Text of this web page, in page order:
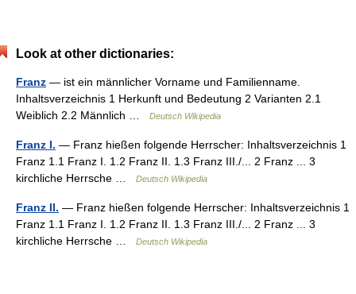
Look at other dictionaries:
Franz — ist ein männlicher Vorname und Familienname.
Inhaltsverzeichnis 1 Herkunft und Bedeutung 2 Varianten 2.1
Weiblich 2.2 Männlich …
Deutsch Wikipedia
Franz I. — Franz hießen folgende Herrscher: Inhaltsverzeichnis 1
Franz 1.1 Franz I. 1.2 Franz II. 1.3 Franz III./... 2 Franz ... 3
kirchliche Herrsche …
Deutsch Wikipedia
Franz II. — Franz hießen folgende Herrscher: Inhaltsverzeichnis 1
Franz 1.1 Franz I. 1.2 Franz II. 1.3 Franz III./... 2 Franz ... 3
kirchliche Herrsche …
Deutsch Wikipedia